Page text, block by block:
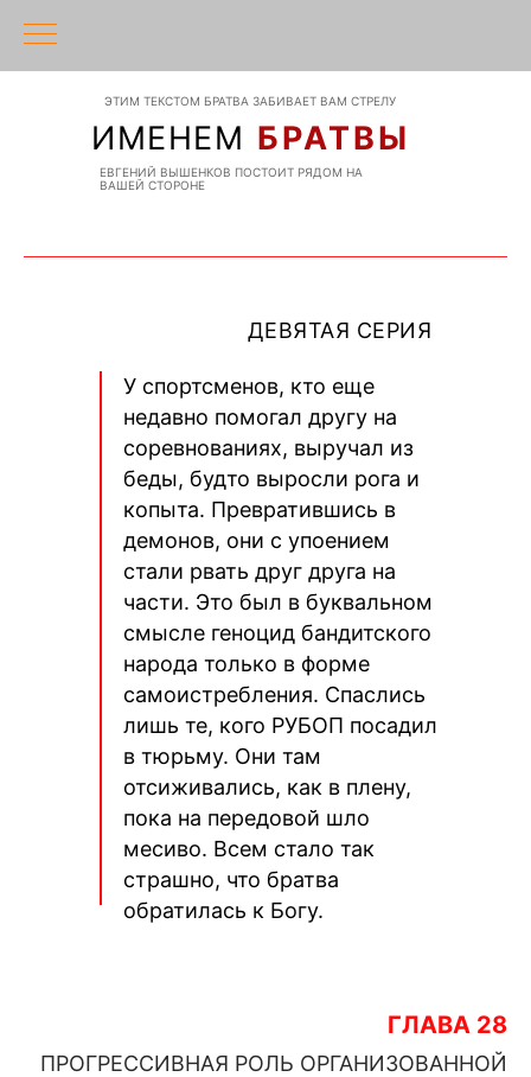
ИМЕНЕМ
ЭТИМ ТЕКСТОМ БРАТВА ЗАБИВАЕТ ВАМ СТРЕЛУ
ЕВГЕНИЙ ВЫШЕНКОВ ПОСТОИТ РЯДОМ НА
ВАШЕЙ СТОРОНЕ
БРАТВЫ
У спортсменов, кто еще
недавно помогал другу на
соревнованиях, выручал из
беды, будто выросли рога и
копыта. Превратившись в
демонов, они с упоением
стали рвать друг друга на
части. Это был в буквальном
смысле геноцид бандитского
народа только в форме
самоистребления. Спаслись
лишь те, кого РУБОП посадил
в тюрьму. Они там
отсиживались, как в плену,
пока на передовой шло
месиво. Всем стало так
страшно, что братва
обратилась к Богу.
ДЕВЯТАЯ СЕРИЯ
ГЛАВА 28
ПРОГРЕССИВНАЯ РОЛЬ ОРГАНИЗОВАННОЙ